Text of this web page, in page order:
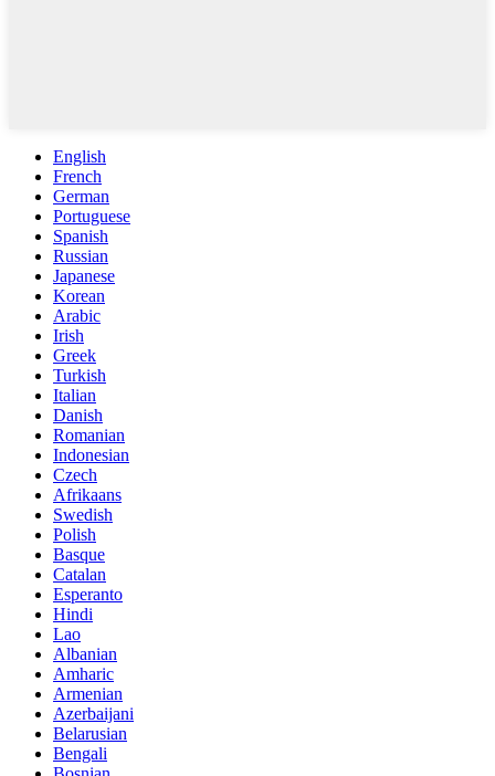
English
French
German
Portuguese
Spanish
Russian
Japanese
Korean
Arabic
Irish
Greek
Turkish
Italian
Danish
Romanian
Indonesian
Czech
Afrikaans
Swedish
Polish
Basque
Catalan
Esperanto
Hindi
Lao
Albanian
Amharic
Armenian
Azerbaijani
Belarusian
Bengali